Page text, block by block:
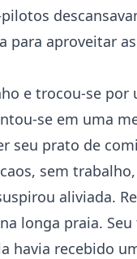
para aproveitar
e trocou-se por
se em uma
seu prato de
sem
aliviada.
longa praia.
havia recebido